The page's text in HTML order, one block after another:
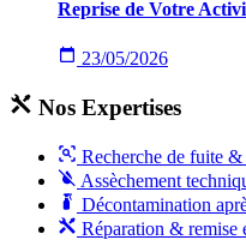
Reprise de Votre
23/05/2026
Nos Expertises
Recherche de fuite
Assèchement
Décontamination
Réparation & remise